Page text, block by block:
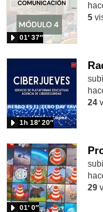
01′ 37″
5
1h 18′ 20″
24
01′ 0″
29